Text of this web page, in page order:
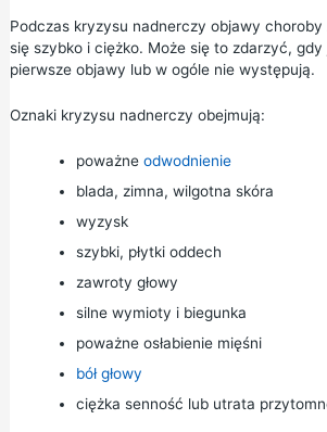
Podczas kryzysu nadnerczy objawy choroby
się szybko i ciężko. Może się to zdarzyć,
pierwsze objawy lub w ogóle nie występują.
Oznaki kryzysu nadnerczy obejmują:
poważne odwodnienie
blada, zimna, wilgotna skóra
wyzysk
szybki, płytki oddech
zawroty głowy
silne wymioty i biegunka
poważne osłabienie mięśni
bół głowy
ciężka senność lub utrata